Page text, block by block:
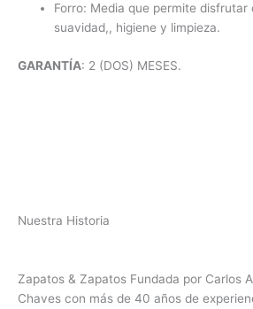
Forro: Media que permite disfrutar
suavidad,, higiene y limpieza.
GARANTÍA: 2 (DOS) MESES.
Nuestra Historia
Zapatos & Zapatos Fundada por Carlos
Chaves con más de 40 años de